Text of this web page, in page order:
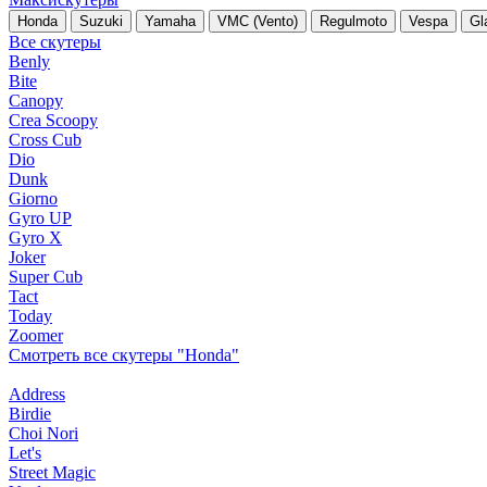
Honda Suzuki Yamaha VMC (Vento) Regulmoto Vespa
Все скутеры
Benly
Bite
Canopy
Crea Scoopy
Cross Cub
Dio
Dunk
Giorno
Gyro UP
Gyro X
Joker
Super Cub
Tact
Today
Zoomer
Смотреть все скутеры "Honda"
Address
Birdie
Choi Nori
Let's
Street Magic